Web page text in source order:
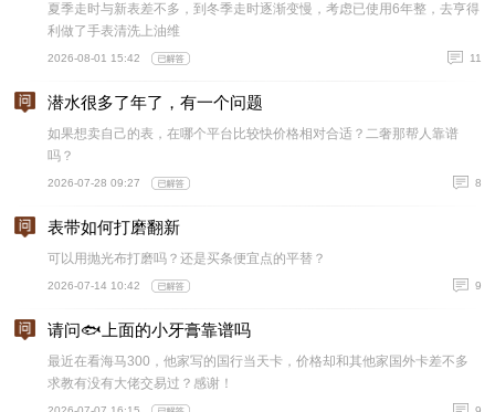
夏季走时与新表差不多，到冬季走时逐渐变慢，考虑已使用6年整，去亨得
利做了手表清洗上油维
2026-08-01 15:42 11
潜水很多了年了，有一个问题
如果想卖自己的表，在哪个平台比较快价格相对合适？二奢那帮人靠谱
吗？
2026-07-28 09:27 8
表带如何打磨翻新
可以用抛光布打磨吗？还是买条便宜点的平替？
2026-07-14 10:42 9
请问🐟上面的小牙膏靠谱吗
最近在看海马300，他家写的国行当天卡，价格却和其他家国外卡差不多
求教有没有大佬交易过？感谢！